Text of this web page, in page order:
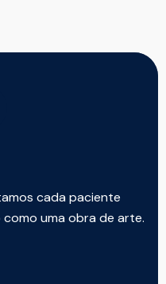
cada paciente
uma obra de arte.